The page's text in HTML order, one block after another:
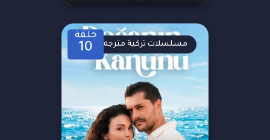
حلقة
10 مسلسلات تركية مترجمة